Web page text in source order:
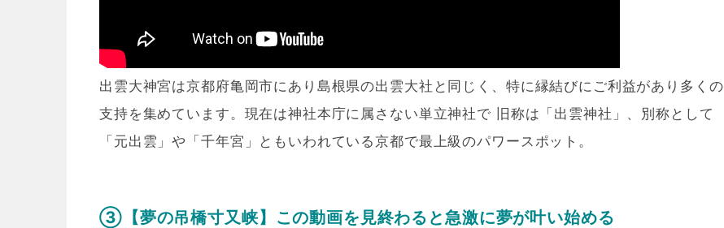
出雲大神宮は京都府亀岡市にあり島根県の出雲大社と同じく、特に縁結びにご利益があり多くの
支持を集めています。現在は神社本庁に属さない単立神社で 旧称は「出雲神社」、別称として
「元出雲」や「千年宮」ともいわれている京都で最上級のパワースポット。
③【夢の吊橋寸又峡】この動画を見終わると急激に夢が叶い始める